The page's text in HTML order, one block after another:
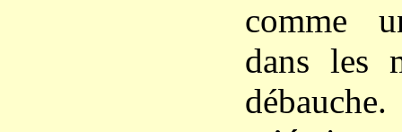
comme
dans les